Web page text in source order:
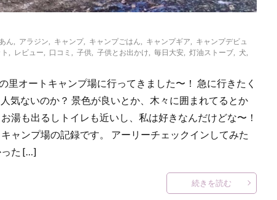
ん アラジン キャンプ, キャンプごはん キャンプギア
キャンプデビュ
レビュー 口コミ 子供 子供とお出かけ 毎日大安 灯油ストーブ 犬
オートキャンプ場に行ってきました〜！ 急に行きたく
気ないのか？ 景色が良いとか、木々に囲まれてるとか
湯も出るしトイレも近いし、私は好きなんだけどな〜！
ャンプ場の記録です。 アーリーチェックインしてみた
った […]
続きを読む